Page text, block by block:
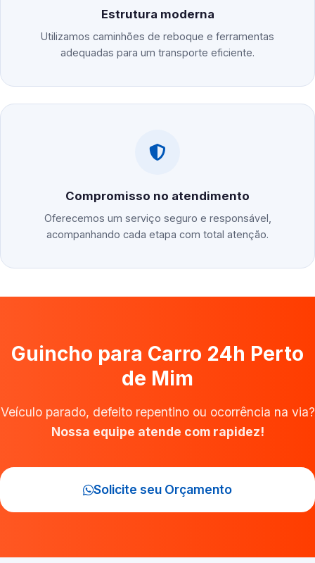
Estrutura moderna
Utilizamos caminhões de reboque e ferramentas
adequadas para um transporte eficiente.
Compromisso no atendimento
Oferecemos um serviço seguro e responsável,
acompanhando cada etapa com total atenção.
Guincho para Carro 24h Perto
de Mim
Veículo parado, defeito repentino ou ocorrência na via?
Nossa equipe atende com rapidez!
Solicite seu Orçamento